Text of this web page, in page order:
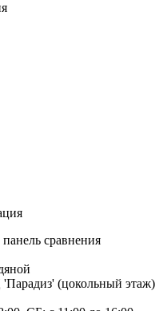
сравнения
(цокольный этаж)